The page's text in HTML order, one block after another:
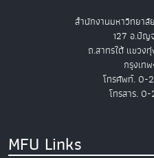
สำนักงานมหาวิทยาลั
127 อ.ปัญ
ถ.สาทรใต้ แขวง
กรุงเท
โทรศัพท์. 0-
โทรสาร.
MFU Links